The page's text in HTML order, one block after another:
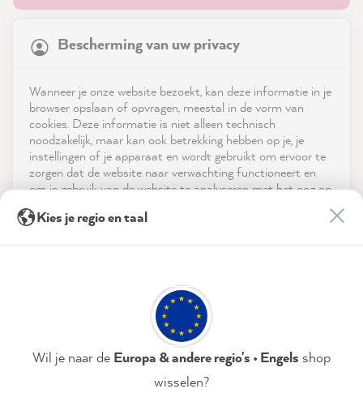
Service
Neem contact op met
Bescherming van uw privacy
Wanneer je onze website bezoekt, kan deze informatie in je
browser opslaan of opvragen, meestal in de vorm van
cookies. Deze informatie is niet alleen technisch
noodzakelijk, maar kan ook betrekking hebben op je, je
instellingen of je apparaat en wordt gebruikt om ervoor te
zorgen dat de website naar verwachting functioneert en
om je gebruik van de website te analyseren met het oog op
advertenties aan te bieden via de diensten die in de
akkoord (op elk moment herroepbaar) met deze
Privacybeleid Colofon Instellen
21,837Reviews
reviews-io
Verified Customer
Fantastically beautiful wallpaper. Is there
match the wallpaper?
Yes Share
Facebook
Freinsheim, Germany,
Kies je regio en taal
Wil je naar de Europa & andere regio's • Engels shop
wisselen?